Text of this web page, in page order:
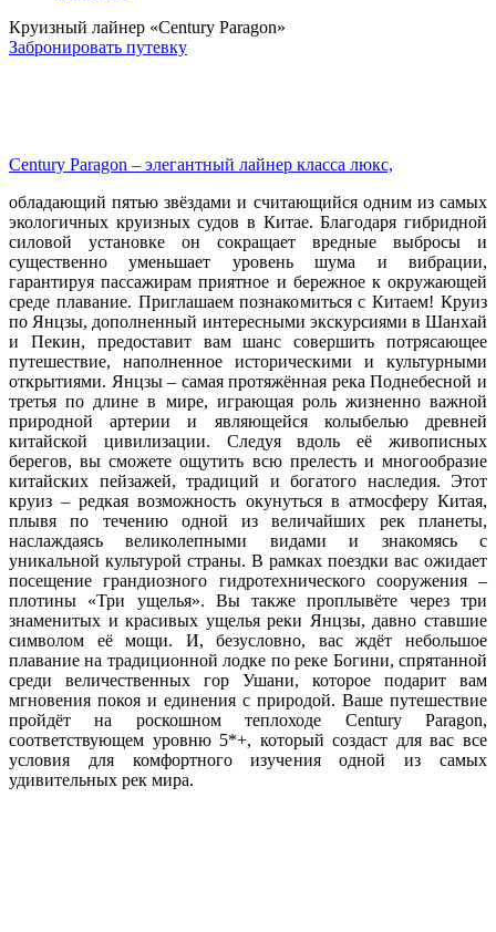
Круизный лайнер «Century Paragon»
Забронировать путевку
Century Paragon – элегантный лайнер класса люкс,
обладающий пятью звёздами и считающийся одним из самых
экологичных круизных судов в Китае. Благодаря гибридной
силовой установке он сокращает вредные выбросы и
существенно уменьшает уровень шума и вибрации,
гарантируя пассажирам приятное и бережное к окружающей
среде плавание. Приглашаем познакомиться с Китаем! Круиз
по Янцзы, дополненный интересными экскурсиями в Шанхай
и Пекин, предоставит вам шанс совершить потрясающее
путешествие, наполненное историческими и культурными
открытиями. Янцзы – самая протяжённая река Поднебесной и
третья по длине в мире, играющая роль жизненно важной
природной артерии и являющейся колыбелью древней
китайской цивилизации. Следуя вдоль её живописных
берегов, вы сможете ощутить всю прелесть и многообразие
китайских пейзажей, традиций и богатого наследия. Этот
круиз – редкая возможность окунуться в атмосферу Китая,
плывя по течению одной из величайших рек планеты,
наслаждаясь великолепными видами и знакомясь с
уникальной культурой страны. В рамках поездки вас ожидает
посещение грандиозного гидротехнического сооружения –
плотины «Три ущелья». Вы также проплывёте через три
знаменитых и красивых ущелья реки Янцзы, давно ставшие
символом её мощи. И, безусловно, вас ждёт небольшое
плавание на традиционной лодке по реке Богини, спрятанной
среди величественных гор Ушани, которое подарит вам
мгновения покоя и единения с природой. Ваше путешествие
пройдёт на роскошном теплоходе Century Paragon,
соответствующем уровню 5*+, который создаст для вас все
условия для комфортного изучения одной из самых
удивительных рек мира.